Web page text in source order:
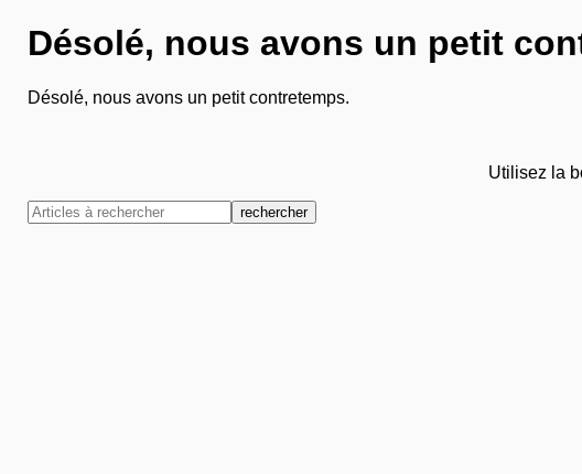
Désolé, nous avons un petit
Désolé, nous avons un petit contretemps.
Utilisez la
rechercher